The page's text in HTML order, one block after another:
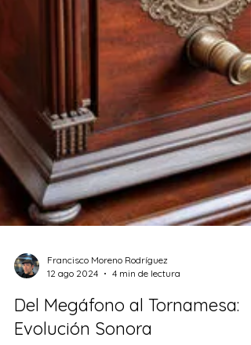
Francisco Moreno Rodríguez
12 ago 2024
4 min de lectura